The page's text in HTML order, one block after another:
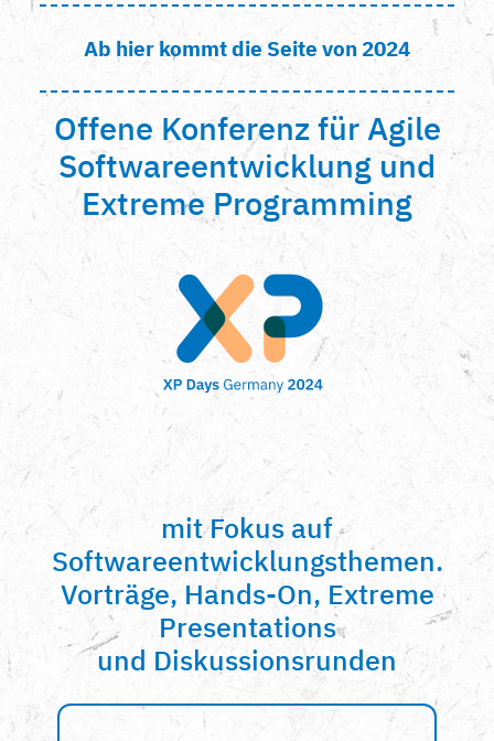
Ab hier kommt die Seite von 2024
Offene Konferenz für Agile
Softwareentwicklung und
Extreme Programming
mit Fokus auf
Softwareentwicklungsthemen.
Vorträge, Hands-On, Extreme
Presentations
und Diskussionsrunden